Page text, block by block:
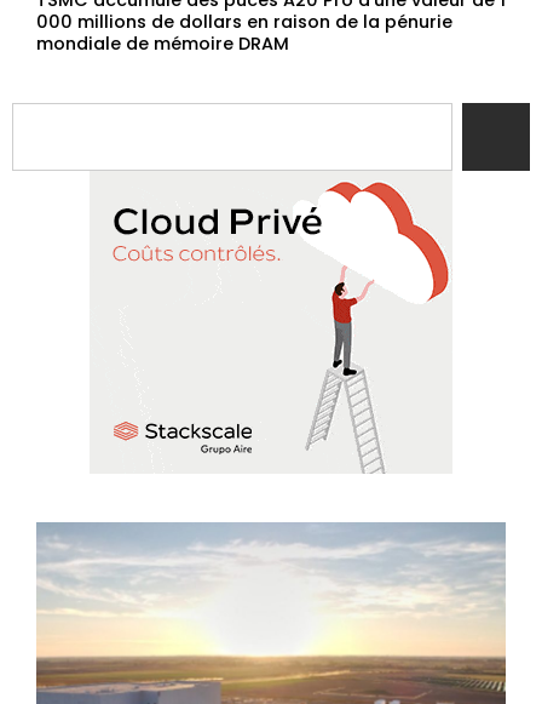
000 millions de dollars en raison de la pénurie
mondiale de mémoire DRAM